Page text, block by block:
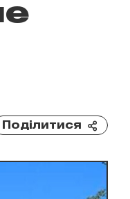
Поділитися